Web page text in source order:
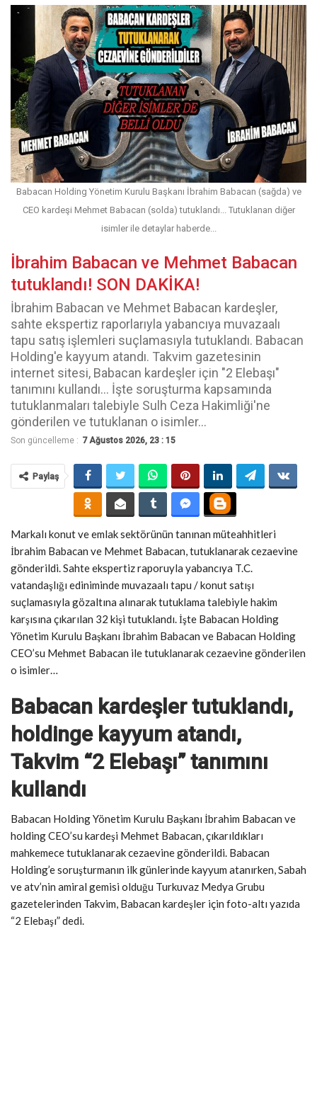
Babacan Holding Yönetim Kurulu Başkanı İbrahim Babacan (sağda) ve
CEO kardeşi Mehmet Babacan (solda) tutuklandı... Tutuklanan diğer
isimler ile detaylar haberde...
İbrahim Babacan ve Mehmet Babacan
tutuklandı! SON DAKİKA!
İbrahim Babacan ve Mehmet Babacan kardeşler,
sahte ekspertiz raporlarıyla yabancıya muvazaalı
tapu satış işlemleri suçlamasıyla tutuklandı. Babacan
Holding'e kayyum atandı. Takvim gazetesinin
internet sitesi, Babacan kardeşler için "2 Elebaşı"
tanımını kullandı... İşte soruşturma kapsamında
tutuklanmaları talebiyle Sulh Ceza Hakimliği'ne
gönderilen ve tutuklanan o isimler...
Son güncelleme : 7 Ağustos 2026, 23 : 15
Paylaş
Markalı konut ve emlak sektörünün tanınan müteahhitleri
İbrahim Babacan ve Mehmet Babacan, tutuklanarak cezaevine
gönderildi. Sahte ekspertiz raporuyla yabancıya T.C.
vatandaşlığı ediniminde muvazaalı tapu / konut satışı
suçlamasıyla gözaltına alınarak tutuklama talebiyle hakim
karşısına çıkarılan 32 kişi tutuklandı. İşte Babacan Holding
Yönetim Kurulu Başkanı İbrahim Babacan ve Babacan Holding
CEO’su Mehmet Babacan ile tutuklanarak cezaevine gönderilen
o isimler…
Babacan kardeşler tutuklandı,
holdinge kayyum atandı,
Takvim “2 Elebaşı” tanımını
kullandı
Babacan Holding Yönetim Kurulu Başkanı İbrahim Babacan ve
holding CEO’su kardeşi Mehmet Babacan, çıkarıldıkları
mahkemece tutuklanarak cezaevine gönderildi. Babacan
Holding’e soruşturmanın ilk günlerinde kayyum atanırken, Sabah
ve atv’nin amiral gemisi olduğu Turkuvaz Medya Grubu
gazetelerinden Takvim, Babacan kardeşler için foto-altı yazıda
“2 Elebaşı” dedi.